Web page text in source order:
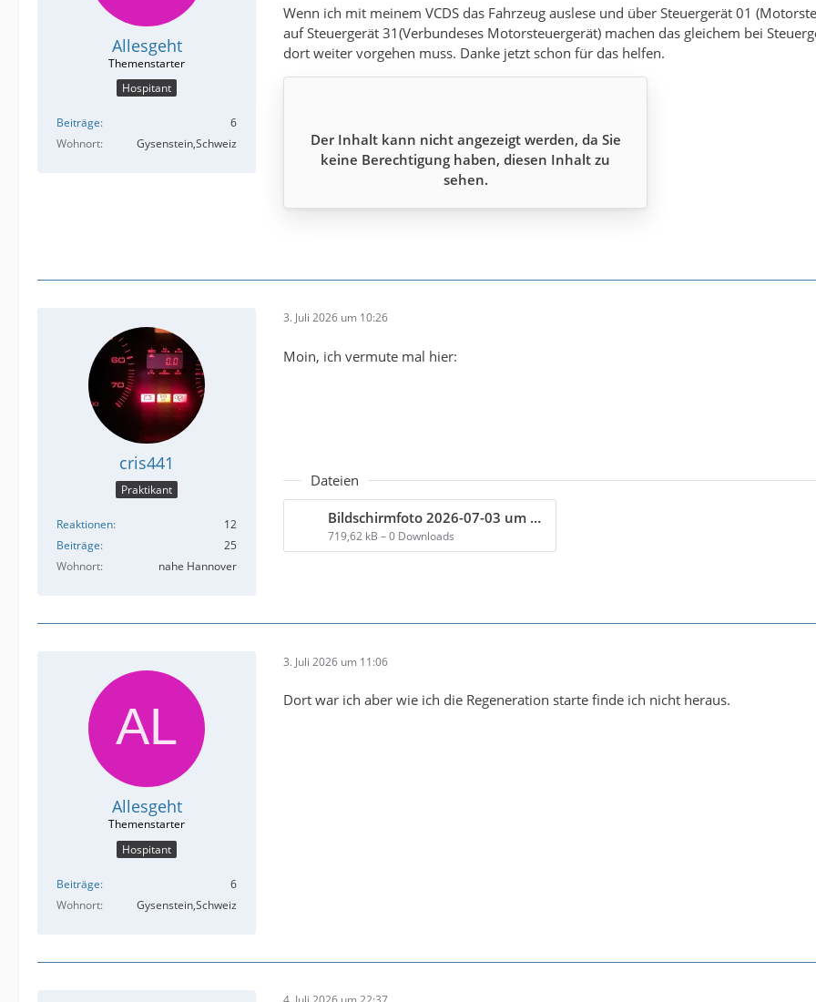
Allesgeht
Hospitant
Beiträge
6
Wohnort
Gysenstein,Schweiz
Wenn ich mit meinem VCDS das Fahrzeug auslese und über Steuergerät 01
auf Steuergerät 31(Verbundeses Motorsteuergerät) machen das gleichem bei
dort weiter vorgehen muss. Danke jetzt schon für das helfen.
Der Inhalt kann nicht angezeigt werden, da Sie
keine Berechtigung haben, diesen Inhalt zu
sehen.
cris441
Praktikant
Reaktionen
12
Beiträge
25
Wohnort
nahe Hannover
3. Juli 2026 um 10:26
Moin, ich vermute mal hier:
Dateien
Bildschirmfoto 2026-07-03 um 10.25.01.png
719,62 kB – 0 Downloads
Allesgeht
Hospitant
Beiträge
6
Wohnort
Gysenstein,Schweiz
3. Juli 2026 um 11:06
Dort war ich aber wie ich die Regeneration starte finde ich nicht heraus.